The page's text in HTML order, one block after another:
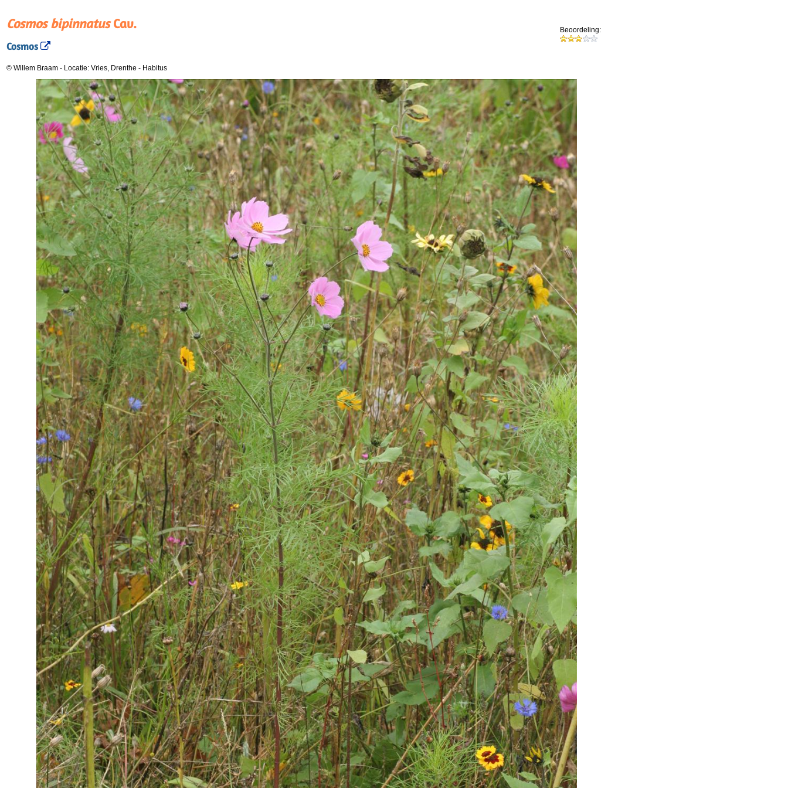
Cosmos bipinnatusCav.
Cosmos
Beoordeling:
© Willem Braam - Locatie: Vries, Drenthe - Habitus